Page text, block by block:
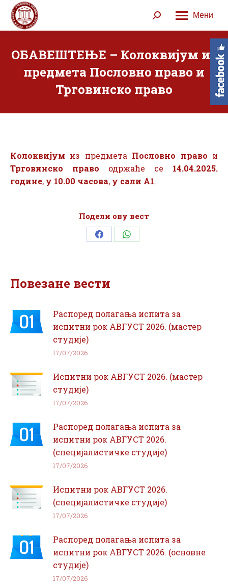
Мени
Search:
ОБАВЕШТЕЊЕ – Колоквијум из
предмета Пословно право и
Трговинско право
Колоквијум из предмета Пословно право и
Трговинско право одржаће се 14.04.2025.
године, у 10.00 часова, у сали А1.
Подели ову вест
Share Share
Повезане вести
Распоред полагања испита за
испитни рок АВГУСТ 2026. (мастер
студије)
17/07/2026
Испитни рок АВГУСТ 2026. (мастер
студије)
17/07/2026
Распоред полагања испита за
испитни рок АВГУСТ 2026.
(специјалистичке студије)
17/07/2026
Испитни рок АВГУСТ 2026.
(специјалистичке студије)
17/07/2026
Распоред полагања испита за
испитни рок АВГУСТ 2026. (основне
студије)
17/07/2026